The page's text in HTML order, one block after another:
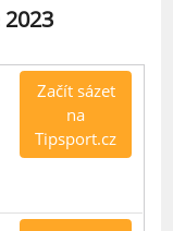
Začít sázet
na
Tipsport.cz